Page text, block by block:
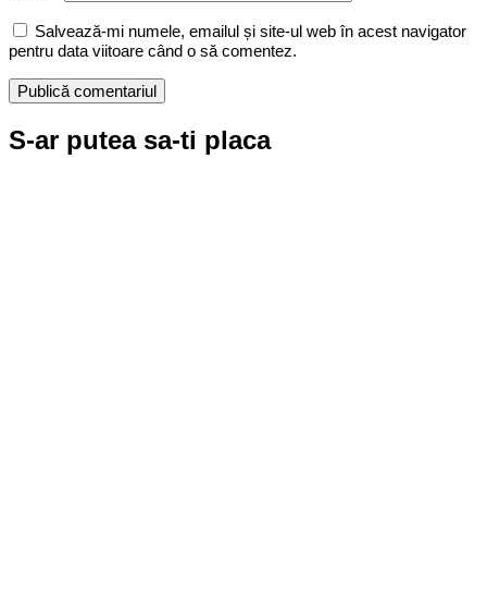
Salvează-mi numele, emailul și site-ul web în acest navigator
pentru data viitoare când o să comentez.
S-ar putea sa-ti placa